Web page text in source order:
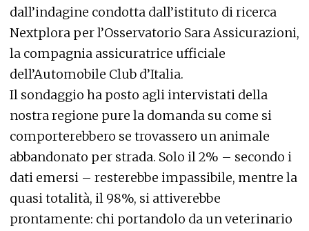
dall’indagine condotta dall’istituto di ricerca
Nextplora per l’Osservatorio Sara Assicurazioni,
la compagnia assicuratrice ufficiale
dell’Automobile Club d’Italia.
Il sondaggio ha posto agli intervistati della
nostra regione pure la domanda su come si
comporterebbero se trovassero un animale
abbandonato per strada. Solo il 2% – secondo i
dati emersi – resterebbe impassibile, mentre la
quasi totalità, il 98%, si attiverebbe
prontamente: chi portandolo da un veterinario